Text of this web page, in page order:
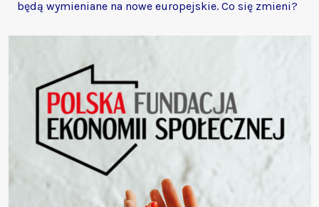
będą wymieniane na nowe europejskie. Co się zmieni?